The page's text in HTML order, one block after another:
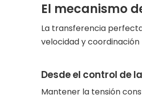
El mecanismo
La transferencia
velocidad y
Desde el control de
Mantener la tensión